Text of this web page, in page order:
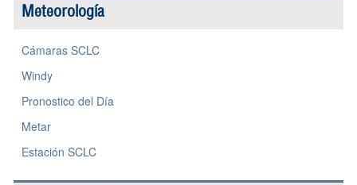
Meteorología
Cámaras SCLC
Windy
Pronostico del Día
Metar
Estación SCLC